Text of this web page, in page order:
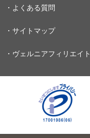
・よくある質問
・サイトマップ
・ヴェルニアフィリエイト